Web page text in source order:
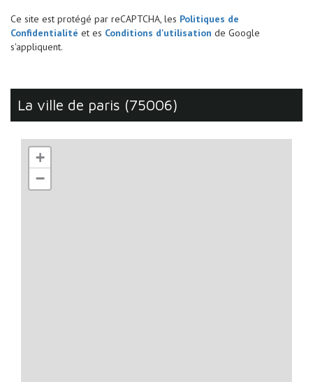
Ce site est protégé par reCAPTCHA, les Politiques de
Confidentialité et es Conditions d'utilisation de Google
s'appliquent.
la ville de paris (75006)
+
−